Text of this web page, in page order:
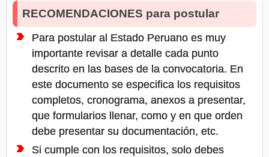
RECOMENDACIONES para postular
Para postular al Estado Peruano es muy
importante revisar a detalle cada punto
descrito en las bases de la convocatoria. En
este documento se especifica los requisitos
completos, cronograma, anexos a presentar,
que formularios llenar, como y en que orden
debe presentar su documentación, etc.
Si cumple con los requisitos, solo debes